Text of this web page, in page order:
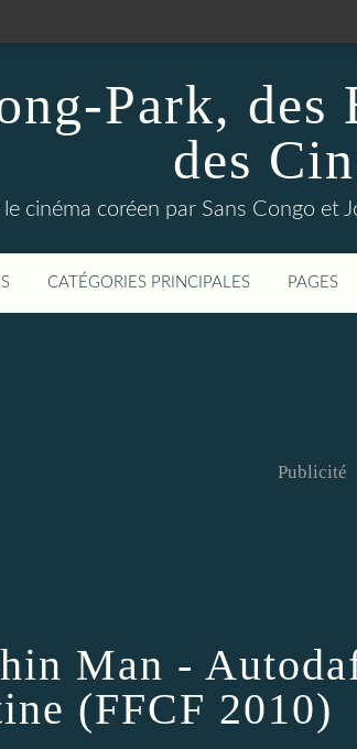
Park, des
des
cinéma coréen par Sans Congo et
CATÉGORIES PRINCIPALES PAGES
Publicité
Man -
(FFCF 2010)